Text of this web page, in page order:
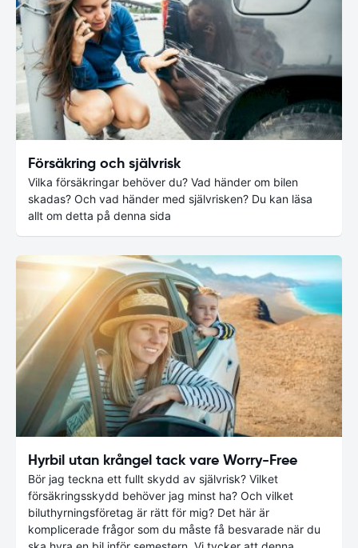
Försäkring och självrisk
Vilka försäkringar behöver du? Vad händer om bilen
skadas? Och vad händer med självrisken? Du kan läsa
allt om detta på denna sida
Hyrbil utan krångel tack vare Worry-Free
Bör jag teckna ett fullt skydd av självrisk? Vilket
försäkringsskydd behöver jag minst ha? Och vilket
biluthyrningsföretag är rätt för mig? Det här är
komplicerade frågor som du måste få besvarade när du